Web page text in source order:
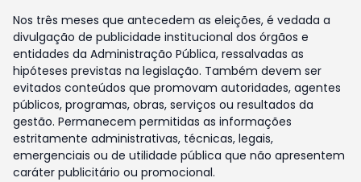
Nos três meses que antecedem as eleições, é vedada a
divulgação de publicidade institucional dos órgãos e
entidades da Administração Pública, ressalvadas as
hipóteses previstas na legislação. Também devem ser
evitados conteúdos que promovam autoridades, agentes
públicos, programas, obras, serviços ou resultados da
gestão. Permanecem permitidas as informações
estritamente administrativas, técnicas, legais,
emergenciais ou de utilidade pública que não apresentem
caráter publicitário ou promocional.